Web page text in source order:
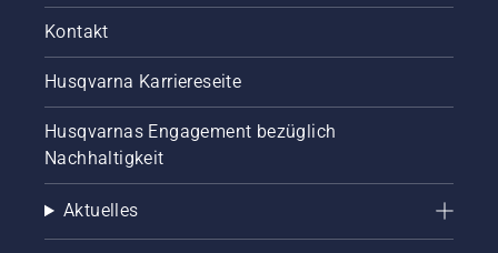
Kontakt
Husqvarna Karriereseite
Husqvarnas Engagement bezüglich
Nachhaltigkeit
Aktuelles